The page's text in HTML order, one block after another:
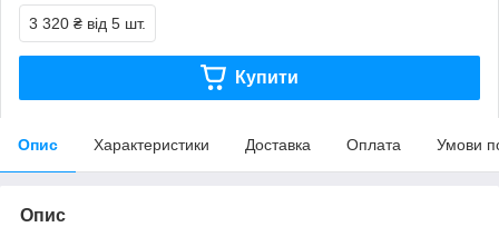
3 320 ₴ від 5 шт.
Купити
Опис Характеристики Доставка Оплата Умови
Опис